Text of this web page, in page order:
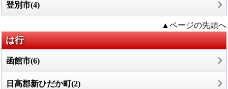
登別市(4)
▲ページの先頭へ
は行
函館市(6)
日高郡新ひだか町(2)